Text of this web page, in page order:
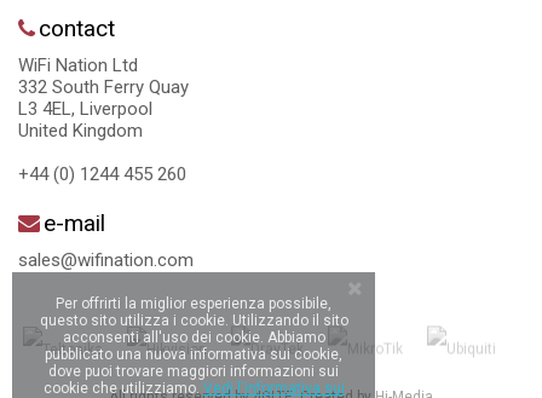
contact
WiFi Nation Ltd
332 South Ferry Quay
L3 4EL, Liverpool
United Kingdom
+44 (0) 1244 455 260
e-mail
sales@wifination.com
Per offrirti la miglior esperienza possibile,
questo sito utilizza i cookie. Utilizzando il sito
acconsenti all'uso dei cookie. Abbiamo
pubblicato una nuova informativa sui cookie,
dove puoi trovare maggiori informazioni sui
cookie che utilizziamo. Vedi l'informativa sui